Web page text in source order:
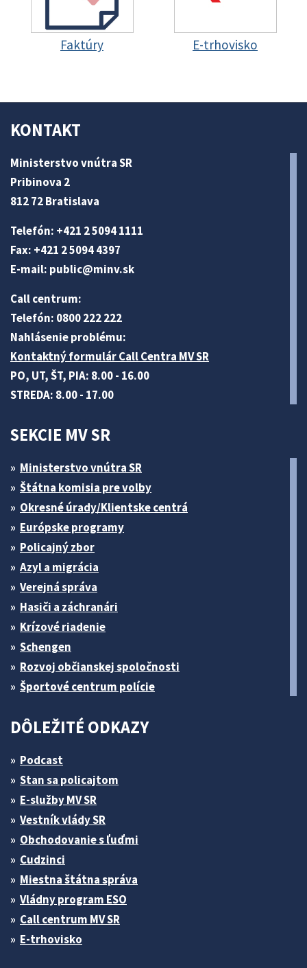
Faktúry E-trhovisko
KONTAKT
Ministerstvo vnútra SR
Pribinova 2
812 72 Bratislava
Telefón: +421 2 5094 1111
Fax: +421 2 5094 4397
E-mail: public@minv.sk
Call centrum:
Telefón: 0800 222 222
Nahlásenie problému:
Kontaktný formulár Call Centra MV SR
PO, UT, ŠT, PIA: 8.00 - 16.00
STREDA: 8.00 - 17.00
SEKCIE MV SR
Ministerstvo vnútra SR
Štátna komisia pre volby
Okresné úrady/Klientske centrá
Európske programy
Policajný zbor
Azyl a migrácia
Verejná správa
Hasiči a záchranári
Krízové riadenie
Schengen
Rozvoj občianskej spoločnosti
Športové centrum polície
DÔLEŽITÉ ODKAZY
Podcast
Stan sa policajtom
E-služby MV SR
Vestník vlády SR
Obchodovanie s ľuďmi
Cudzinci
Miestna štátna správa
Vládny program ESO
Call centrum MV SR
E-trhovisko